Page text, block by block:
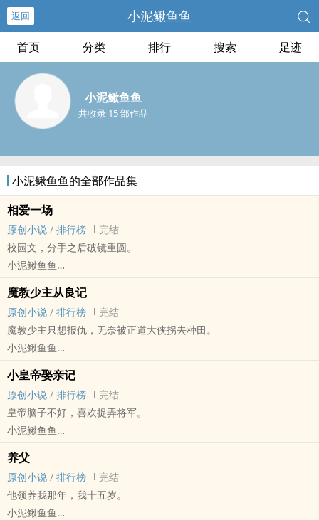
返回 小泥鳅鱼鱼
首页 分类 排行 搜索 足迹
小泥鳅鱼鱼
共收录 15 部作品
小泥鳅鱼鱼的全部作品集
相爱一场
原创小说 / 排行榜
完结
校园文，分手之后破镜重圆。
小泥鳅鱼鱼
原创小说 - BL - 短篇 - 完结
现代 - HE - 狗血 - 破镜重圆
校园文
人生百年，相爱几载。何德何能，能够失而复得，破镜重圆。
舔狗渣攻（陈晌） X 美强惨受（江迎）
魔教少主从良记
原创小说 / 排行榜
完结
魔教少主只想报仇，无奈被正道大侠拐去种田。
小泥鳅鱼鱼
原创小说 - 古代 - BL - 短篇
完结
外冷内热大侠攻 X 美强惨倒霉魔教少主受
小皇帝娶亲记
原创小说 / 排行榜
完结
皇帝脑子不好，喜欢捉弄将军。
小泥鳅鱼鱼
原创小说 - 古代 - BL - 短篇
完结
帅比直男将军攻 X 妖孽皇帝受
生子预警
养父
原创小说 / 排行榜
完结
他领养我那年，我十五岁。
小泥鳅鱼鱼